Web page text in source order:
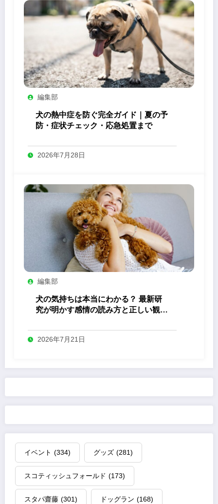
編集部
犬の熱中症を防ぐ完全ガイド｜夏の予
防・症状チェック・応急処置まで
2026年7月28日
編集部
犬の気持ちは本当にわかる？ 最新研
究が明かす感情の読み方と正しい観察
2026年7月21日
イベント (334) グッズ (281)
スコティッシュフォールド (173)
スタパ齋藤 (301) ドッグラン (168)